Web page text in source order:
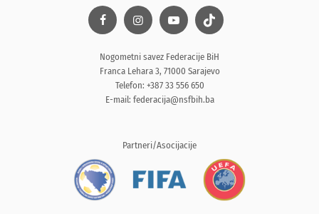
Nogometni savez Federacije BiH
Franca Lehara 3, 71000 Sarajevo
Telefon: +387 33 556 650
E-mail: federacija@nsfbih.ba
Partneri/Asocijacije